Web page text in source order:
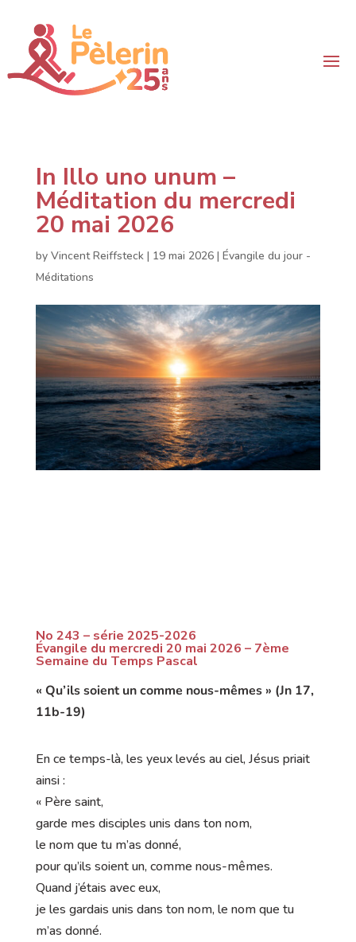
In Illo uno unum –
Méditation du mercredi
20 mai 2026
by Vincent Reiffsteck| 19 mai 2026| Évangile du jour -
Méditations
No 243 – série 2025-2026
Évangile du mercredi 20 mai 2026 – 7ème
Semaine du Temps Pascal
« Qu’ils soient un comme nous-mêmes » (Jn 17,
11b-19)
En ce temps-là, les yeux levés au ciel, Jésus priait
ainsi :
« Père saint,
garde mes disciples unis dans ton nom,
le nom que tu m’as donné,
pour qu’ils soient un, comme nous-mêmes.
Quand j’étais avec eux,
je les gardais unis dans ton nom, le nom que tu
m’as donné.